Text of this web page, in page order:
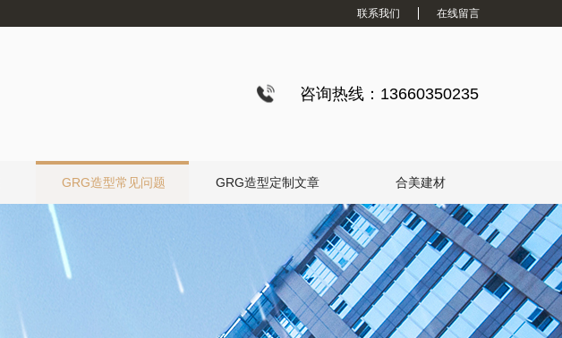
联系我们 在线留言
咨询热线：13660350235
GRG造型常见问题 GRG造型定制文章 合美建材